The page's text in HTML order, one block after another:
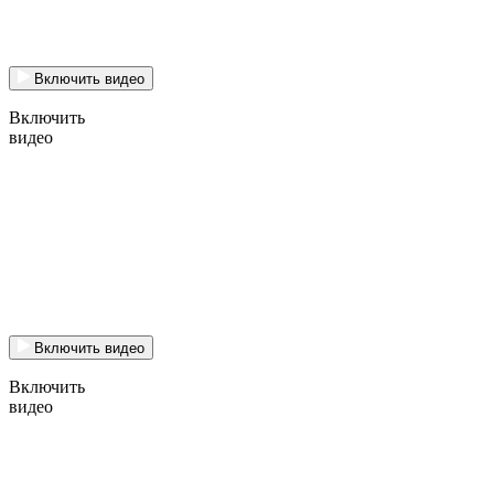
Включить видео
Включить
видео
Включить видео
Включить
видео